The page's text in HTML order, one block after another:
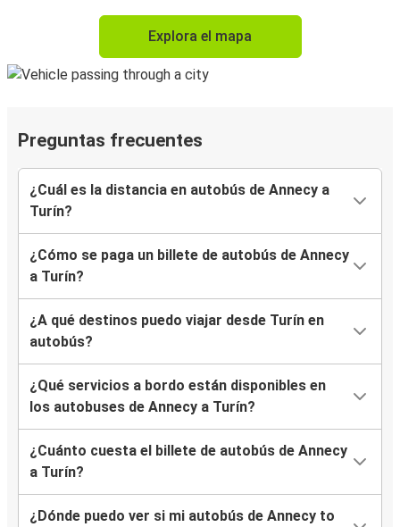
Explora el mapa
Preguntas frecuentes
¿Cuál es la distancia en autobús de Annecy a
Turín?
¿Cómo se paga un billete de autobús de Annecy
a Turín?
¿A qué destinos puedo viajar desde Turín en
autobús?
¿Qué servicios a bordo están disponibles en
los autobuses de Annecy a Turín?
¿Cuánto cuesta el billete de autobús de Annecy
a Turín?
¿Dónde puedo ver si mi autobús de Annecy to